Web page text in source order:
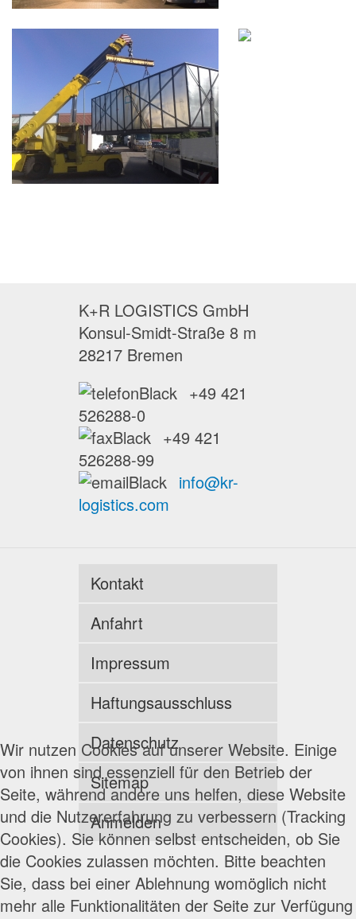
K+R LOGISTICS GmbH
Konsul-Smidt-Straße 8 m
28217 Bremen
+49 421
526288-0
+49 421
526288-99
info@kr-
logistics.com
Kontakt
Anfahrt
Impressum
Haftungsausschluss
Datenschutz
Sitemap
Anmelden
Wir nutzen Cookies auf unserer Website. Einige
von ihnen sind essenziell für den Betrieb der
Seite, während andere uns helfen, diese Website
und die Nutzererfahrung zu verbessern (Tracking
Cookies). Sie können selbst entscheiden, ob Sie
die Cookies zulassen möchten. Bitte beachten
Sie, dass bei einer Ablehnung womöglich nicht
mehr alle Funktionalitäten der Seite zur Verfügung